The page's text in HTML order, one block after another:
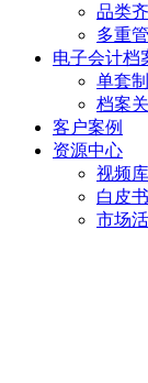
品类
多重
电子会计档
单套
档案
客户案例
资源中心
视频库
白皮书
市场